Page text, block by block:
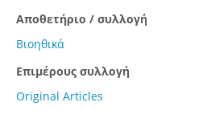
Αποθετήριο / συλλογή
Βιοηθικά
Επιμέρους συλλογή
Original Articles